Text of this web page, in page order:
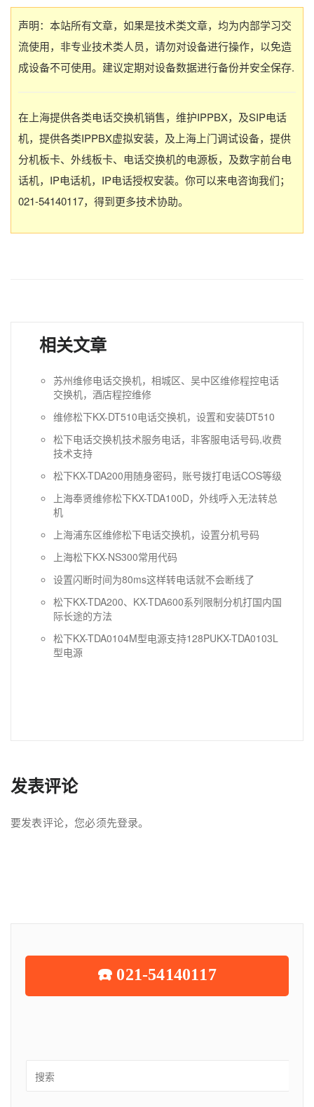
声明：本站所有文章，如果是技术类文章，均为内部学习交
流使用，非专业技术类人员，请勿对设备进行操作，以免造
成设备不可使用。建议定期对设备数据进行备份并安全保存.
在上海提供各类电话交换机销售，维护IPPBX，及SIP电话
机，提供各类IPPBX虚拟安装，及上海上门调试设备，提供
分机板卡、外线板卡、电话交换机的电源板，及数字前台电
话机，IP电话机，IP电话授权安装。你可以来电咨询我们；
021-54140117，得到更多技术协助。
相关文章
苏州维修电话交换机，相城区、吴中区维修程控电话
交换机，酒店程控维修
维修松下KX-DT510电话交换机，设置和安装DT510
松下电话交换机技术服务电话，非客服电话号码,收费
技术支持
松下KX-TDA200用随身密码，账号拨打电话COS等级
上海奉贤维修松下KX-TDA100D，外线呼入无法转总
机
上海浦东区维修松下电话交换机，设置分机号码
上海松下KX-NS300常用代码
设置闪断时间为80ms这样转电话就不会断线了
松下KX-TDA200、KX-TDA600系列限制分机打国内国
际长途的方法
松下KX-TDA0104M型电源支持128PUKX-TDA0103L
型电源
发表评论
要发表评论，您必须先登录。
☎️ 021-54140117